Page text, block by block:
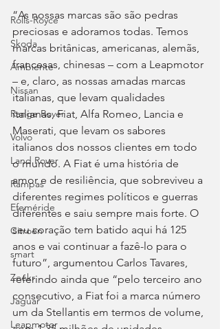
Rolls-Royce
Skoda
Ambiente
Nissan
Range Rover
Volvo
Land Rover
Rampas
Efeméride
Citroën
smart
Zeekr
Jaguar
Leapmotor
“As nossas marcas são são pedras
preciosas e adoramos todas. Temos
marcas britânicas, americanas, alemãs,
francesas, chinesas – com a Leapmotor
– e, claro, as nossas amadas marcas
italianas, que levam qualidades
italianas, Fiat, Alfa Romeo, Lancia e
Maserati, que levam os sabores
italianos dos nossos clientes em todo
o mundo. A Fiat é uma história de
amor e de resiliência, que sobreviveu a
diferentes regimes políticos e guerras
diferentes e saiu sempre mais forte. O
seu coração tem batido aqui há 125
anos e vai continuar a fazê-lo para o
futuro”, argumentou Carlos Tavares,
referindo ainda que “pelo terceiro ano
consecutivo, a Fiat foi a marca número
um da Stellantis em termos de volume,